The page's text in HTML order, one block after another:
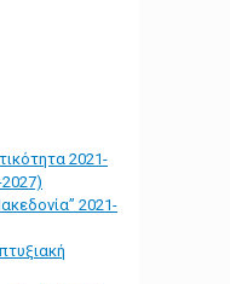
2021-
2021-